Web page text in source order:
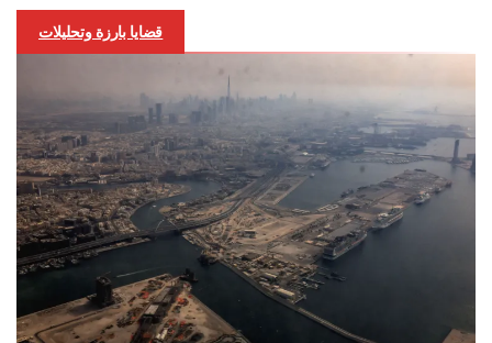
قضايا بارزة وتحليلات